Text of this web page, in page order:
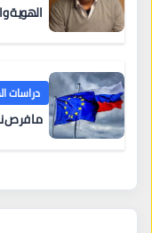
الهوية
دراسات
ما فرص